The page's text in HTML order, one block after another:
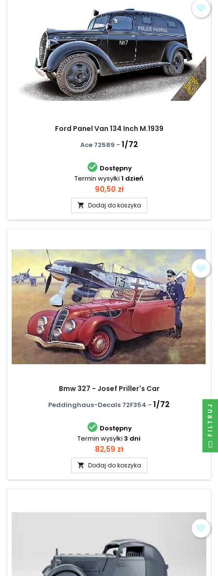
Ford Panel Van 134 Inch M.1939
Ace 72589 - 1/72
 Dostępny
Termin wysyłki 1 dzień
Cena
90,50 zł
 Dodaj do koszyka
Bmw 327 - Josef Priller's Car
Peddinghaus-Decals 72F354 - 1/72
 Dostępny
Termin wysyłki 3 dni
Cena
82,59 zł
 Dodaj do koszyka
FILTRUJ